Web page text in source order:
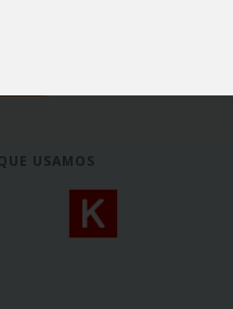
USAMOS